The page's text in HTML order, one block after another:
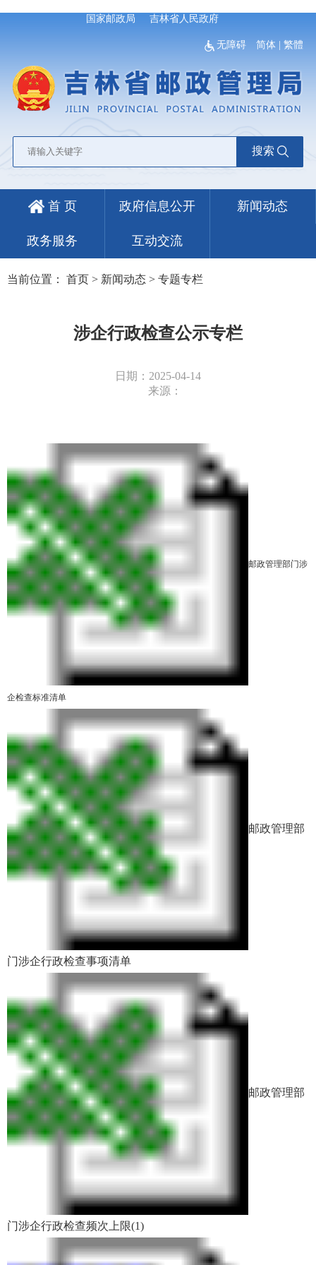
国家邮政局 吉林省人民政府
无障碍 简体 |繁體
搜索
首 页 政府信息公开 新闻动态
政务服务 互动交流
当前位置： 首页 > 新闻动态 > 专题专栏
涉企行政检查公示专栏
日期：2025-04-14
来源：
邮政管理部门涉
企检查标准清单
邮政管理部
门涉企行政检查事项清单
邮政管理部
门涉企行政检查频次上限(1)